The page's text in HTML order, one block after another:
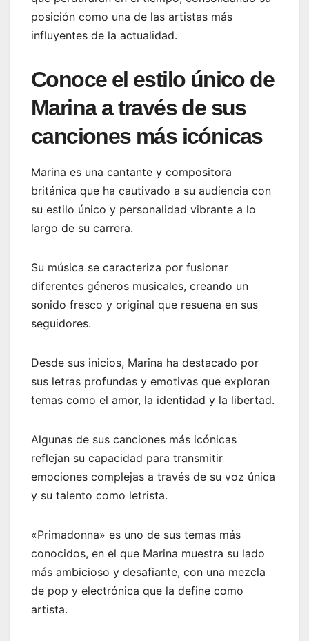
posición como una de las artistas más
influyentes de la actualidad.
Conoce el estilo único de
Marina a través de sus
canciones más icónicas
Marina es una cantante y compositora
británica que ha cautivado a su audiencia con
su estilo único y personalidad vibrante a lo
largo de su carrera.
Su música se caracteriza por fusionar
diferentes géneros musicales, creando un
sonido fresco y original que resuena en sus
seguidores.
Desde sus inicios, Marina ha destacado por
sus letras profundas y emotivas que exploran
temas como el amor, la identidad y la libertad.
Algunas de sus canciones más icónicas
reflejan su capacidad para transmitir
emociones complejas a través de su voz única
y su talento como letrista.
«Primadonna» es uno de sus temas más
conocidos, en el que Marina muestra su lado
más ambicioso y desafiante, con una mezcla
de pop y electrónica que la define como
artista.